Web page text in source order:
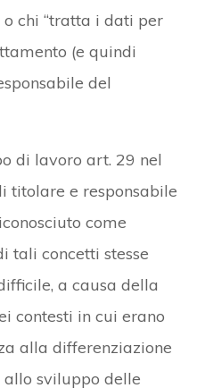
chi “tratta i dati per
(e quindi
del
di lavoro art. 29 nel
titolare e responsabile
come
tali concetti stesse
a causa della
contesti in cui erano
alla differenziazione
sviluppo delle